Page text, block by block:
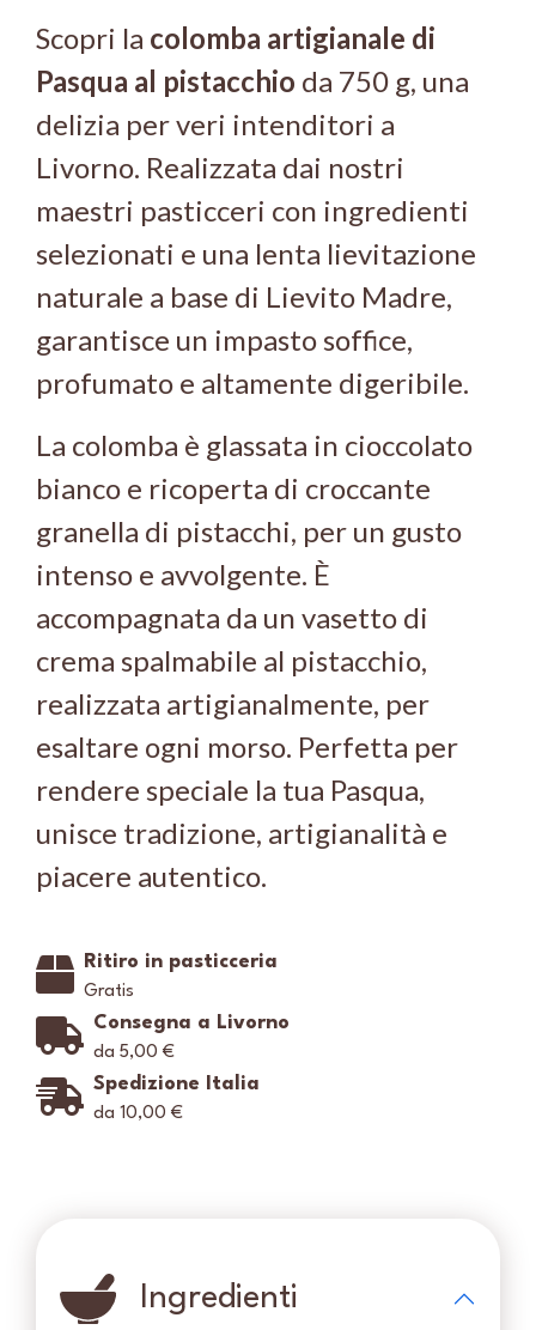
Scopri la colomba artigianale di
Pasqua al pistacchio da 750 g, una
delizia per veri intenditori a
Livorno. Realizzata dai nostri
maestri pasticceri con ingredienti
selezionati e una lenta lievitazione
naturale a base di Lievito Madre,
garantisce un impasto soffice,
profumato e altamente digeribile.
La colomba è glassata in cioccolato
bianco e ricoperta di croccante
granella di pistacchi, per un gusto
intenso e avvolgente. È
accompagnata da un vasetto di
crema spalmabile al pistacchio,
realizzata artigianalmente, per
esaltare ogni morso. Perfetta per
rendere speciale la tua Pasqua,
unisce tradizione, artigianalità e
piacere autentico.
Ritiro in pasticceria
Gratis
Consegna a Livorno
da 5,00 €
Spedizione Italia
da 10,00 €
Ingredienti